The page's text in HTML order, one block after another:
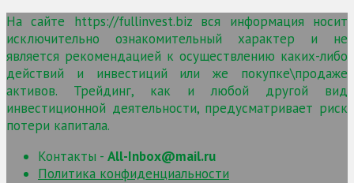
На сайте https://fullinvest.biz вся информация носит
исключительно ознакомительный характер и не
является рекомендацией к осуществлению каких-либо
действий и инвестиций или же покупке\продаже
активов. Трейдинг, как и любой другой вид
инвестиционной деятельности, предусматривает риск
потери капитала.
Контакты - All-Inbox@mail.ru
Политика конфиденциальности